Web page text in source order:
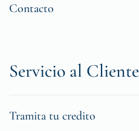
Contacto
Servicio al Cliente
Tramita tu credito